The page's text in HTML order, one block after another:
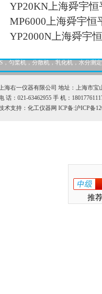
YP20KN上海舜宇
MP6000上海舜宇恒
YP2000N上海舜宇
，匀桨机，分散机，乳化机，水分测
海右一仪器有限公司 地址：上海市宝
话：021-63462955 手 机：
术支持： 化工仪器网 ICP备:沪ICP备
推